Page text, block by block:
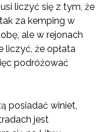
liczyć się z tym, że
za kemping w
ale w rejonach
liczyć, że opłata
podróżować
posiadać winiet,
jest